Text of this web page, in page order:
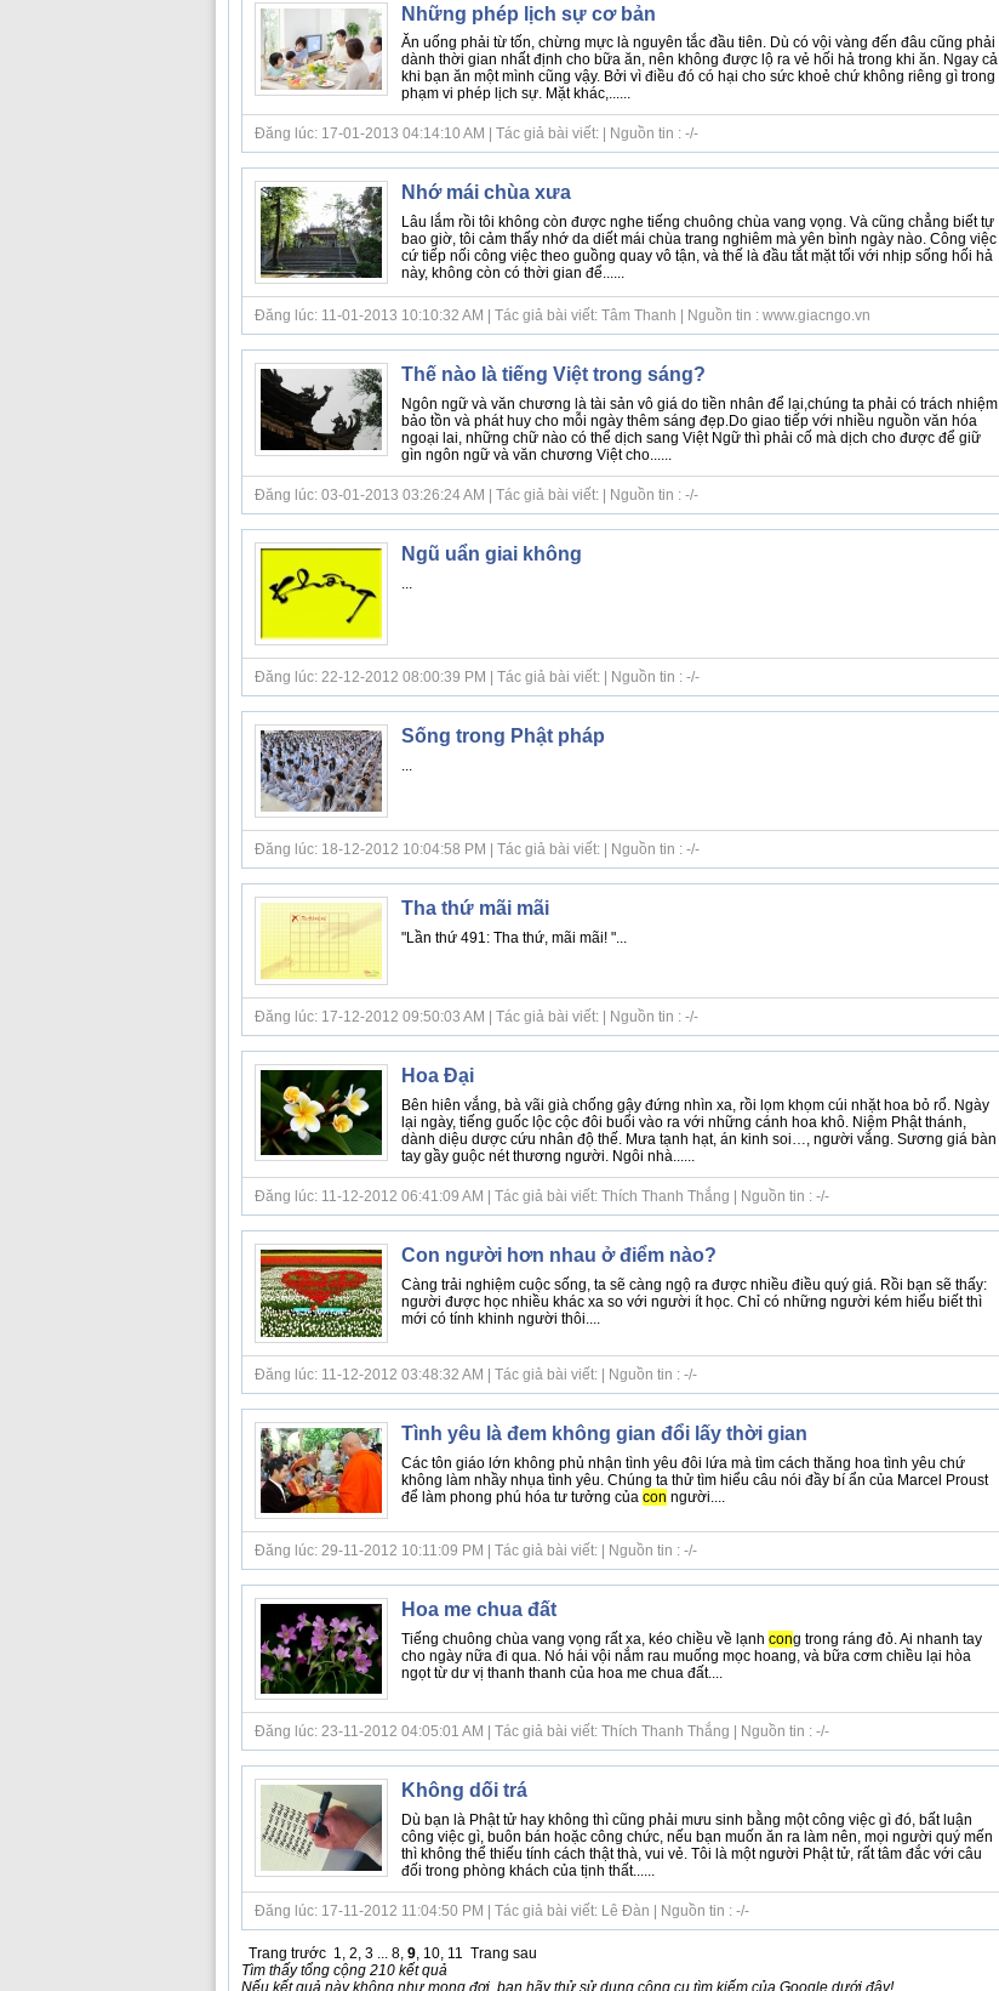
Những phép lịch sự cơ bản
Ăn uống phải từ tốn, chừng mực là nguyên tắc đầu tiên. Dù có vội vàng đến đâu cũng phải
dành thời gian nhất định cho bữa ăn, nên không được lộ ra vẻ hối hả trong khi ăn. Ngay cả
khi bạn ăn một mình cũng vậy. Bởi vì điều đó có hại cho sức khoẻ chứ không riêng gì trong
phạm vi phép lịch sự. Mặt khác,......
Đăng lúc: 17-01-2013 04:14:10 AM | Tác giả bài viết: | Nguồn tin : -/-
Nhớ mái chùa xưa
Lâu lắm rồi tôi không còn được nghe tiếng chuông chùa vang vọng. Và cũng chẳng biết tự
bao giờ, tôi cảm thấy nhớ da diết mái chùa trang nghiêm mà yên bình ngày nào. Công việc
cứ tiếp nối công việc theo guồng quay vô tận, và thế là đầu tắt mặt tối với nhịp sống hối hả
này, không còn có thời gian để......
Đăng lúc: 11-01-2013 10:10:32 AM | Tác giả bài viết: Tâm Thanh | Nguồn tin : www.giacngo.vn
Thế nào là tiếng Việt trong sáng?
Ngôn ngữ và văn chương là tài sản vô giá do tiền nhân để lại,chúng ta phải có trách nhiệm
bảo tồn và phát huy cho mỗi ngày thêm sáng đẹp.Do giao tiếp với nhiều nguồn văn hóa
ngoại lai, những chữ nào có thể dịch sang Việt Ngữ thì phải cố mà dịch cho được để giữ
gìn ngôn ngữ và văn chương Việt cho......
Đăng lúc: 03-01-2013 03:26:24 AM | Tác giả bài viết: | Nguồn tin : -/-
Ngũ uẩn giai không
...
Đăng lúc: 22-12-2012 08:00:39 PM | Tác giả bài viết: | Nguồn tin : -/-
Sống trong Phật pháp
...
Đăng lúc: 18-12-2012 10:04:58 PM | Tác giả bài viết: | Nguồn tin : -/-
Tha thứ mãi mãi
"Lần thứ 491: Tha thứ, mãi mãi! "...
Đăng lúc: 17-12-2012 09:50:03 AM | Tác giả bài viết: | Nguồn tin : -/-
Hoa Đại
Bên hiên vắng, bà vãi già chống gậy đứng nhìn xa, rồi lọm khọm cúi nhặt hoa bỏ rổ. Ngày
lại ngày, tiếng guốc lộc cộc đôi buổi vào ra với những cánh hoa khô. Niệm Phật thánh,
dành diệu dược cứu nhân độ thế. Mưa tạnh hạt, án kinh soi…, người vắng. Sương giá bàn
tay gầy guộc nét thương người. Ngôi nhà......
Đăng lúc: 11-12-2012 06:41:09 AM | Tác giả bài viết: Thích Thanh Thắng | Nguồn tin : -/-
Con người hơn nhau ở điểm nào?
Càng trải nghiệm cuộc sống, ta sẽ càng ngộ ra được nhiều điều quý giá. Rồi bạn sẽ thấy:
người được học nhiều khác xa so với người ít học. Chỉ có những người kém hiểu biết thì
mới có tính khinh người thôi....
Đăng lúc: 11-12-2012 03:48:32 AM | Tác giả bài viết: | Nguồn tin : -/-
Tình yêu là đem không gian đổi lấy thời gian
Các tôn giáo lớn không phủ nhận tình yêu đôi lứa mà tìm cách thăng hoa tình yêu chứ
không làm nhầy nhụa tình yêu. Chúng ta thử tìm hiểu câu nói đầy bí ẩn của Marcel Proust
để làm phong phú hóa tư tưởng của con người....
Đăng lúc: 29-11-2012 10:11:09 PM | Tác giả bài viết: | Nguồn tin : -/-
Hoa me chua đất
Tiếng chuông chùa vang vọng rất xa, kéo chiều về lạnh cong trong ráng đỏ. Ai nhanh tay
cho ngày nữa đi qua. Nó hái vội nắm rau muống mọc hoang, và bữa cơm chiều lại hòa
ngọt từ dư vị thanh thanh của hoa me chua đất....
Đăng lúc: 23-11-2012 04:05:01 AM | Tác giả bài viết: Thích Thanh Thắng | Nguồn tin : -/-
Không dối trá
Dù bạn là Phật tử hay không thì cũng phải mưu sinh bằng một công việc gì đó, bất luận
công việc gì, buôn bán hoặc công chức, nếu bạn muốn ăn ra làm nên, mọi người quý mến
thì không thể thiếu tính cách thật thà, vui vẻ. Tôi là một người Phật tử, rất tâm đắc với câu
đối trong phòng khách của tịnh thất......
Đăng lúc: 17-11-2012 11:04:50 PM | Tác giả bài viết: Lê Đàn | Nguồn tin : -/-
Trang trước 1 2 3 8 9 10 11
Trang sau
Tìm thấy tổng cộng 210 kết quả
Nếu kết quả này không như mong đợi, bạn hãy thử sử dụng công cụ tìm kiếm của Google dưới đây!